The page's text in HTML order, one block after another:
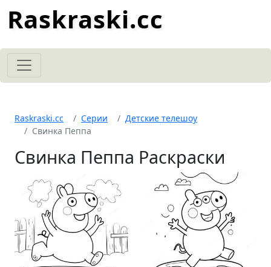
Raskraski.cc
Raskraski.cc Серии
Детские телешоу
Свинка Пеппа
Свинка Пеппа Раскраски